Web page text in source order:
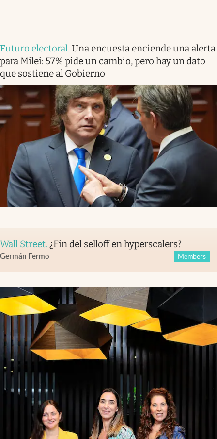
Futuro electoral. Una encuesta enciende una alerta
para Milei: 57% pide un cambio, pero hay un dato
que sostiene al Gobierno
Wall Street. ¿Fin del selloff en hyperscalers?
Germán Fermo Members